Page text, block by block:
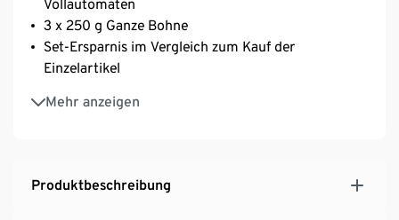
Vollautomaten
3 x 250 g Ganze Bohne
Set-Ersparnis im Vergleich zum Kauf der
Einzelartikel
Mehr anzeigen
Perfekt als Weihnachtsgeschenk!
Produktbeschreibung